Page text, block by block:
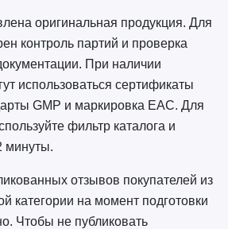
оригинальная продукция. Для
контроль партий и проверка
При наличии
использоваться сертификаты
GMP и маркировка ЕАС. Для
фильтр каталога и
минуты.
отзывов покупателей из
категории на момент подготовки
Чтобы не публиковать